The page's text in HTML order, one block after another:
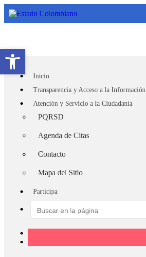
Inicio
Transparencia y Acceso a la Información
Atención y Servicio a la Ciudadanía
PQRSD
Agenda de Citas
Contacto
Mapa del Sitio
Participa
Search
for:
Abrir barra de herramientas